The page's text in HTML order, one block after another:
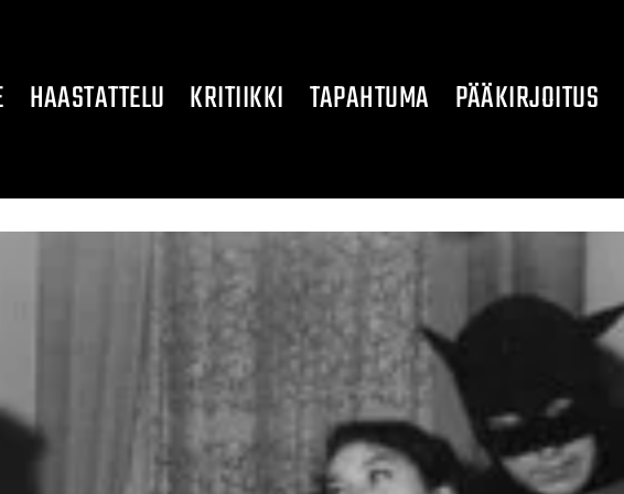
HAASTATTELU KRITIIKKI TAPAHTUMA PÄÄKIRJOITUS